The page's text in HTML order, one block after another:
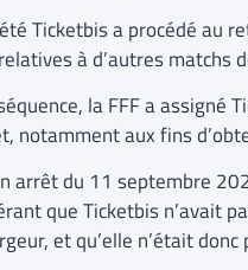
Ticketbis a procédé au
à d’autres matchs
la FFF a assigné
notamment aux fins
arrêt du 11 septembre
que Ticketbis n’avait
et qu’elle n’était